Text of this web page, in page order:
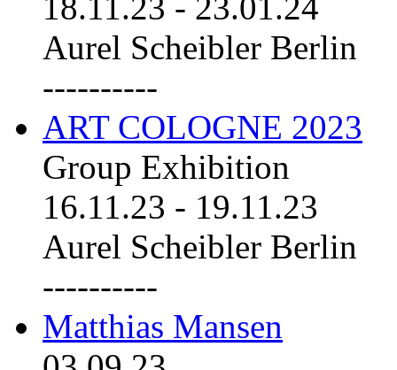
Aurel Scheibler Berlin
----------
ART COLOGNE 2023
Group Exhibition
16.11.23 - 19.11.23
Aurel Scheibler Berlin
----------
Matthias Mansen